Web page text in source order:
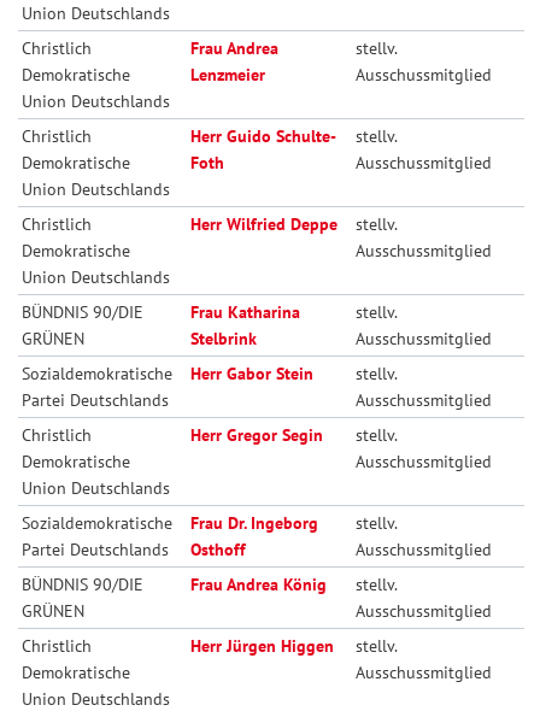
Union Deutschlands
Christlich
Demokratische
Union Deutschlands
Frau Andrea
Lenzmeier
stellv.
Ausschussmitglied
Christlich
Demokratische
Union Deutschlands
Herr Guido Schulte-
Foth
stellv.
Ausschussmitglied
Christlich
Demokratische
Union Deutschlands
Herr Wilfried Deppe
stellv.
Ausschussmitglied
BÜNDNIS 90/DIE
GRÜNEN
Frau Katharina
Stelbrink
stellv.
Ausschussmitglied
Sozialdemokratische
Partei Deutschlands
Herr Gabor Stein
stellv.
Ausschussmitglied
Christlich
Demokratische
Union Deutschlands
Herr Gregor Segin
stellv.
Ausschussmitglied
Sozialdemokratische
Partei Deutschlands
Frau Dr. Ingeborg
Osthoff
stellv.
Ausschussmitglied
BÜNDNIS 90/DIE
GRÜNEN
Frau Andrea König
stellv.
Ausschussmitglied
Christlich
Demokratische
Union Deutschlands
Herr Jürgen Higgen
stellv.
Ausschussmitglied